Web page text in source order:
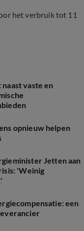
het verbruik tot 11
vaste en
opnieuw helpen
Jetten aan
'Weinig
een